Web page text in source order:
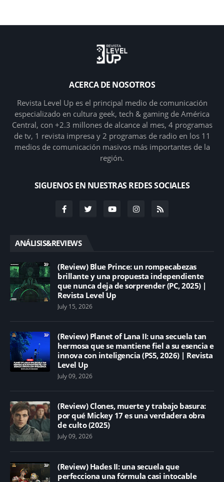
ACERCA DE NOSOTROS
Revista Level Up es el principal medio de comunicación
especializado en cultura geek, tech & gaming de América
Central, con +2.3 millones de alcance al mes, 4 programas
de tv, 1 revista impresa y 2 programas de radio en los 11
medios de comunicación masivos más importantes de la
región.
SIGUENOS EN NUESTRAS REDES SOCIALES
ANÁLISIS&REVIEWS
(Review) Blue Prince: un rompecabezas
brillante y una propuesta independiente
que nunca deja de sorprender (PC, 2025) |
Revista Level Up
July 15, 2026
(Review) Planet of Lana II: una secuela tan
hermosa que se mantiene fiel a su esencia e
innova con inteligencia (PS5, 2026) | Revista
Level Up
July 09, 2026
(Review) Clones, muerte y trabajo basura:
por qué Mickey 17 es una verdadera obra
de culto (2025)
July 09, 2026
(Review) Hades II: una secuela que
perfecciona una fórmula casi intocable